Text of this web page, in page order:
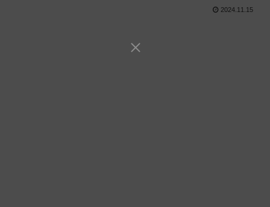
ク「わかめラーメン 焼がきだし味噌」を
2024.11.15